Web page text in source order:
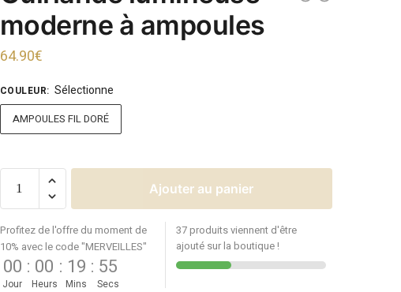
moderne à ampoules
64.90€
COULEUR: Sélectionne
AMPOULES FIL DORÉ
Ajouter au panier
Profitez de l'offre du moment de
10% avec le code "MERVEILLES"
00
Jour
: 00
Heurs
: 19
Mins
: 55
Secs
37 produits viennent d'être
ajouté sur la boutique !